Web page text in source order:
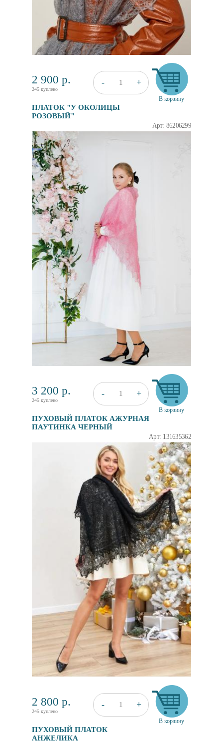
2 900 р.
245 куплено
- 1 +
В корзину
ПЛАТОК "У ОКОЛИЦЫ
РОЗОВЫЙ"
Арт: 86206299
3 200 р.
245 куплено
- 1 +
В корзину
ПУХОВЫЙ ПЛАТОК АЖУРНАЯ
ПАУТИНКА ЧЕРНЫЙ
Арт: 131635362
2 800 р.
245 куплено
- 1 +
В корзину
ПУХОВЫЙ ПЛАТОК
АНЖЕЛИКА